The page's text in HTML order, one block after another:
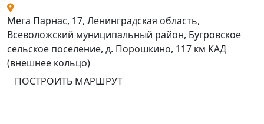
Мега Парнас, 17, Ленинградская область,
Всеволожский муниципальный район, Бугровское
сельское поселение, д. Порошкино, 117 км КАД
(внешнее кольцо)
ПОСТРОИТЬ МАРШРУТ